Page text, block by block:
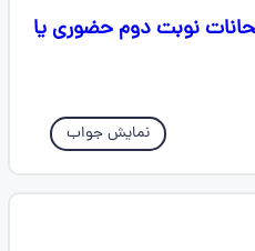
نوبت دوم حضوری یا
نمایش جواب